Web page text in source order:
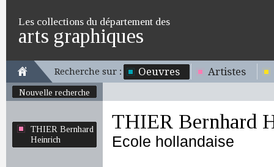
Les collections du département des
arts graphiques
Recherche sur : Oeuvres Artistes
Nouvelle recherche
THIER Bernhard
Heinrich
THIER Bernhard
Ecole hollandaise